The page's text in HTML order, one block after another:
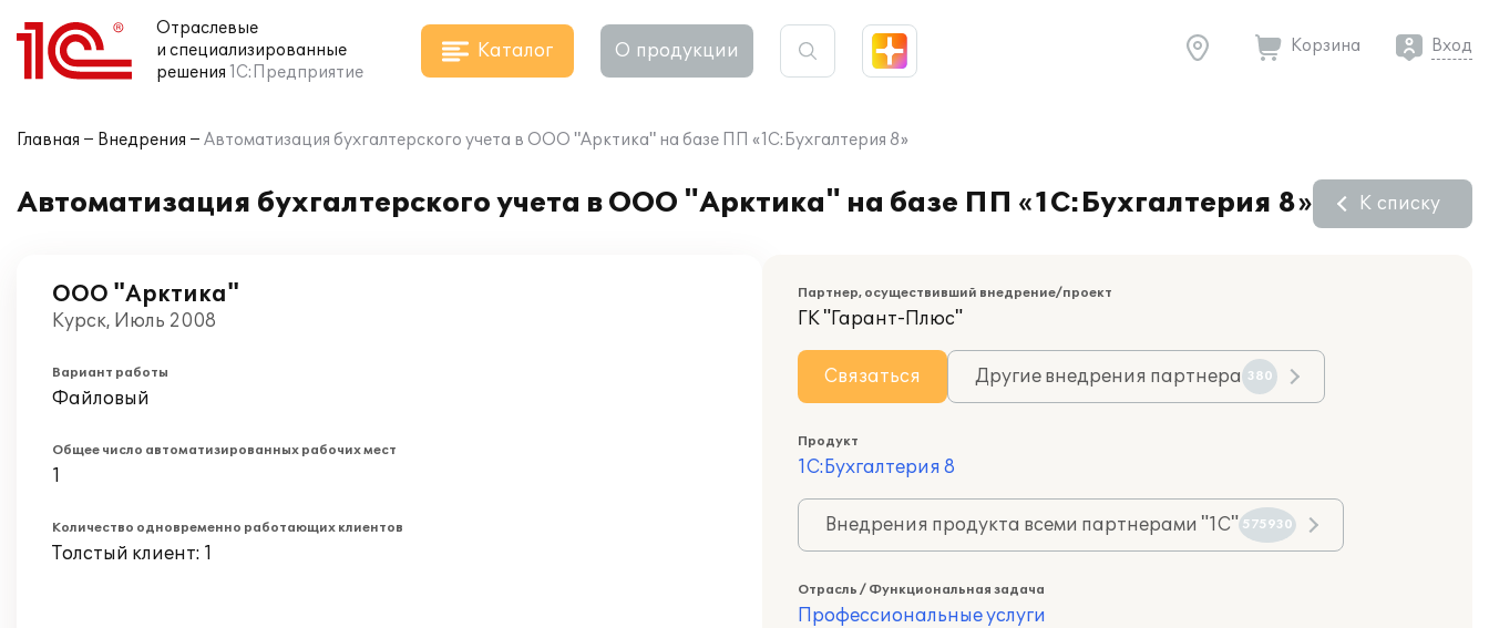
Отраслевые
и специализированные
решения 1С:Предприятие
Каталог О продукции Корзина Вход
Главная Внедрения Автоматизация бухгалтерского учета в ООО "Арктика" на базе ПП «1С:Бухгалтерия 8»
Автоматизация бухгалтерского учета в ООО "Арктика" на базе ПП «1С:Бухгалтерия 8» К списку
ООО "Арктика"
Курск, Июль 2008
Вариант работы
Файловый
Общее число автоматизированных рабочих мест
1
Количество одновременно работающих клиентов
Толстый клиент: 1
Партнер, осуществивший внедрение/проект
ГК "Гарант-Плюс"
Связаться Другие внедрения партнера 380
Продукт
1С:Бухгалтерия 8
Внедрения продукта всеми партнерами "1С" 575930
Отрасль / Функциональная задача
Профессиональные услуги